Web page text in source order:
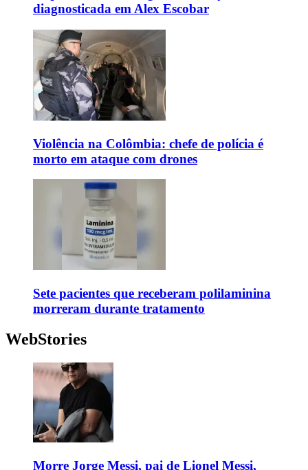
diagnosticada em Alex Escobar
Violência na Colômbia: chefe de polícia é
morto em ataque com drones
Sete pacientes que receberam polilaminina
morreram durante tratamento
WebStories
Morre Jorge Messi, pai de Lionel Messi,